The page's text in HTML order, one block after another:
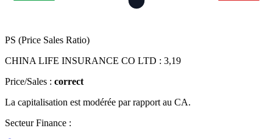
PS (Price Sales Ratio)
CHINA LIFE INSURANCE CO LTD : 3,19
Price/Sales : correct
La capitalisation est modérée par rapport au CA.
Secteur Finance :